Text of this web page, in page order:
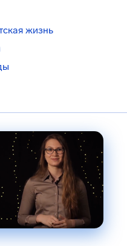
жизнь